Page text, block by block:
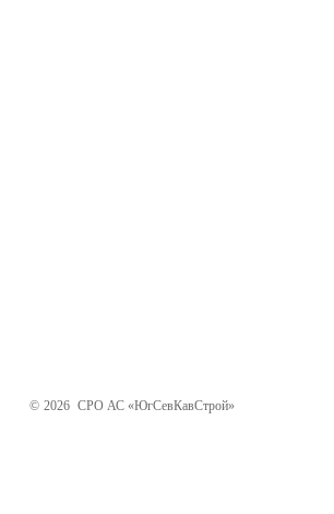
© 2026 СРО АС «ЮгСевКавСтрой»